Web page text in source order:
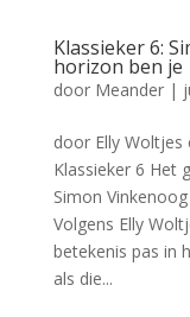
Klassieker 6:
horizon ben je
door Meander|
door Elly Woltjes
Klassieker 6 Het
Simon
Volgens Elly
betekenis pas in
als die...